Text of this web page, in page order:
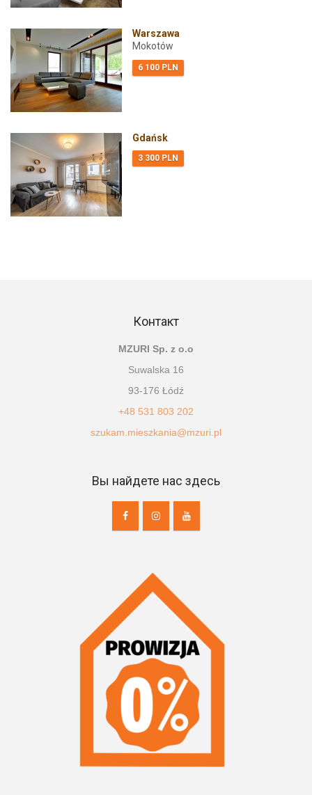
Warszawa
Mokotów
6 100 PLN
Gdańsk
3 300 PLN
Контакт
MZURI Sp. z o.o
Suwalska 16
93-176 Łódź
+48 531 803 202
szukam.mieszkania@mzuri.pl
Вы найдете нас здесь